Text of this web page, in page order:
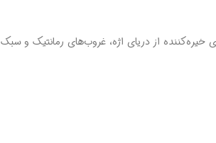
از دریای اژه، غروب‌های رمانتیک و سبک